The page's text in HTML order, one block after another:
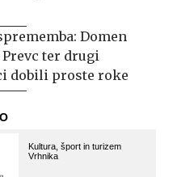
Domen
ter drugi
dobili proste roke